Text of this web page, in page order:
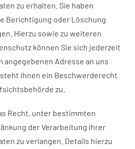
zu erhalten. Sie haben
Berichtigung oder Löschung
Hierzu sowie zu weiteren
können Sie sich jederzeit
angegebenen Adresse an uns
Ihnen ein Beschwerderecht
zu.
Recht, unter bestimmten
der Verarbeitung Ihrer
zu verlangen. Details hierzu